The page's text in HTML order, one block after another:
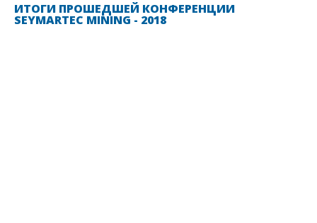
ИТОГИ ПРОШЕДШЕЙ КОНФЕРЕНЦИИ
SEYMARTEC MINING - 2018